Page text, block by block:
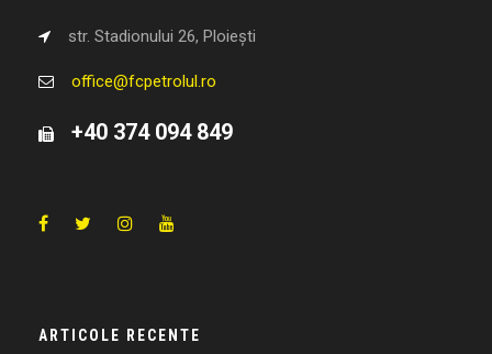
str. Stadionului 26, Ploiești
office@fcpetrolul.ro
+40 374 094 849
ARTICOLE RECENTE